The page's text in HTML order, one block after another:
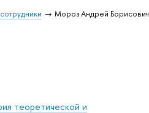
Мороз Андрей Борисович
теоретической и